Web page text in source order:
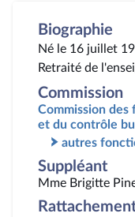
Biographie
Né le 16 juillet
Retraité de
Commission
Commission des
et du contrôle
autres
Suppléant
Mme Brigitte